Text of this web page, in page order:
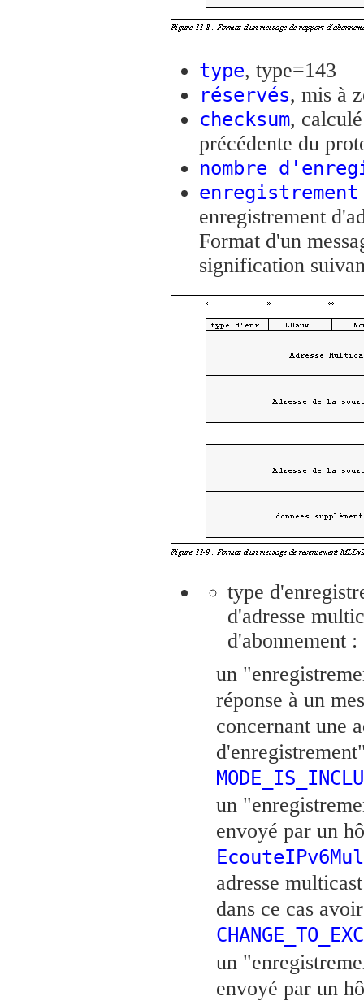
type, type=143
réservés, mis à
checksum,
précédente du
nombre
enregistrement
Format d'un
signification
type
d'adresse
d'abonnement :
un
réponse à un
concernant une
un
envoyé par un
adresse
dans ce cas
un
envoyé par un